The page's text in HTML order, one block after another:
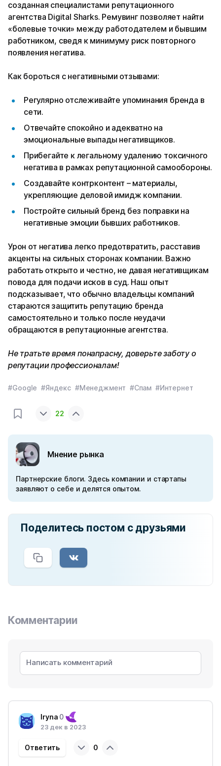
созданная специалистами репутационного
агентства Digital Sharks. Ремувинг позволяет найти
«болевые точки» между работодателем и бывшим
работником, сведя к минимуму риск повторного
появления негатива.
Как бороться с негативными отзывами:
Регулярно отслеживайте упоминания бренда в
сети.
Отвечайте спокойно и адекватно на
эмоциональные выпады негативщиков.
Прибегайте к легальному удалению токсичного
негатива в рамках репутационной самообороны.
Создавайте контрконтент – материалы,
укрепляющие деловой имидж компании.
Постройте сильный бренд без поправки на
негативные эмоции бывших работников.
Урон от негатива легко предотвратить, расставив
акценты на сильных сторонах компании. Важно
работать открыто и честно, не давая негативщикам
повода для подачи исков в суд. Наш опыт
подсказывает, что обычно владельцы компаний
стараются защитить репутацию бренда
самостоятельно и только после неудачи
обращаются в репутационные агентства.
Не тратьте время понапрасну, доверьте заботу о
репутации профессионалам!
#Google #Яндекс #Менеджмент #Спам #Интернет
22
Мнение рынка
Партнерские блоги. Здесь компании и стартапы
заявляют о себе и делятся опытом.
Поделитесь постом с друзьями
Комментарии
Iryna 0
23 дек в 2023
0
Ответить